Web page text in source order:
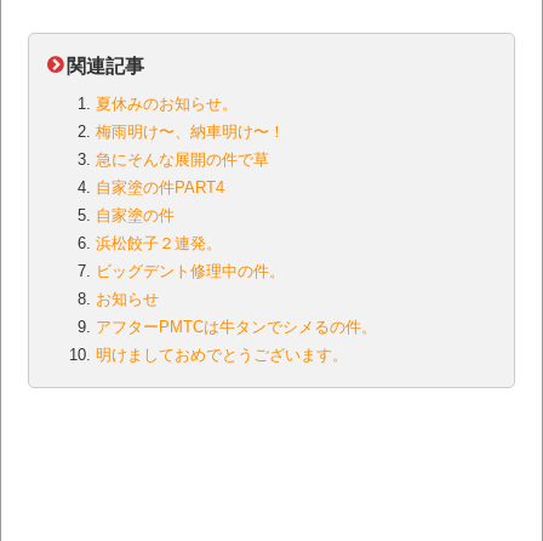
関連記事
夏休みのお知らせ。
梅雨明け〜、納車明け〜！
急にそんな展開の件で草
自家塗の件PART4
自家塗の件
浜松餃子２連発。
ビッグデント修理中の件。
お知らせ
アフターPMTCは牛タンでシメるの件。
明けましておめでとうございます。